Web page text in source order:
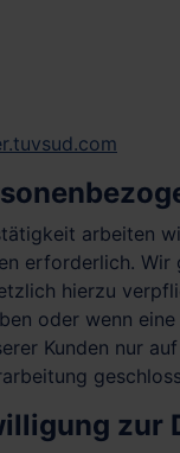
arbeiten
erforderlich.
hierzu
oder wenn
Kunden nur
zur